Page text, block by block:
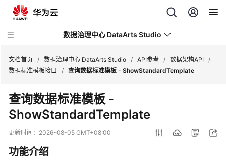
数据治理中心 DataArts Studio
最
新
动
服
务
文档首页 / 数据治理中心 DataArts Studio / API参考 / 数据架构API /
数据标准模板接口
/ 查询数据标准模板 - ShowStandardTemplate
查询数据标准模板 -
ShowStandardTemplate
更新时间： 2026-08-05 GMT+08:00
功能介绍